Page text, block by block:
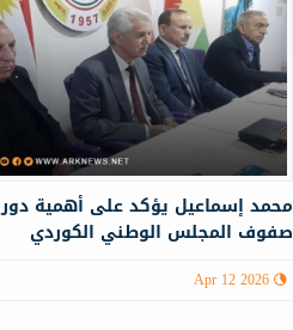
محمد إسماعيل يؤكد على أهمية
صفوف المجلس الوطني الكوردي
Apr 12 2026